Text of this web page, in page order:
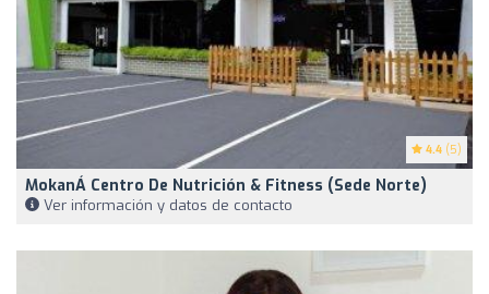
4.4 (5)
MokanÁ Centro De Nutrición & Fitness (Sede Norte)
Ver información y datos de contacto